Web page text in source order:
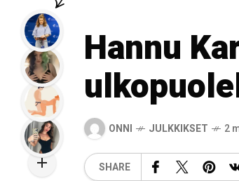
Hannu
ONNI JULKKIKSET 2
SHARE